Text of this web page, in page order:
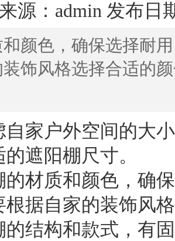
来源：admin 发布日
颜色，确保选择耐
饰风格选择合适的
自家户外空间的大
遮阳棚尺寸。
的材质和颜色，确
根据自家的装饰风
的结构和款式，有